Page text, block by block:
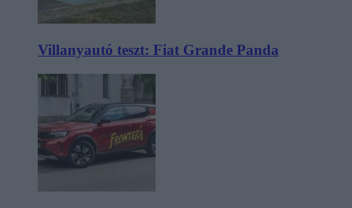
Villanyautó teszt: Fiat Grande Panda